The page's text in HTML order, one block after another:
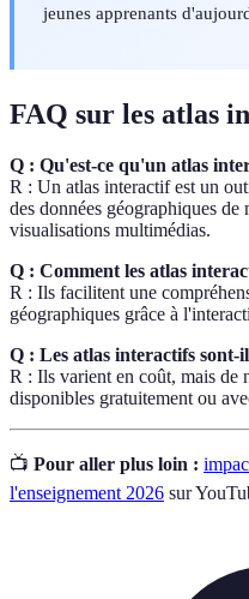
jeunes apprenants
FAQ sur les atlas
Q : Qu'est-ce qu'un atlas
R : Un atlas interactif est un
des données géographiques
visualisations multimédias.
Q : Comment les atlas
R : Ils facilitent une
géographiques grâce à
Q : Les atlas interactifs sont-
R : Ils varient en coût, mais de
disponibles gratuitement ou
📺 Pour aller plus loin :
l'enseignement 2026 sur